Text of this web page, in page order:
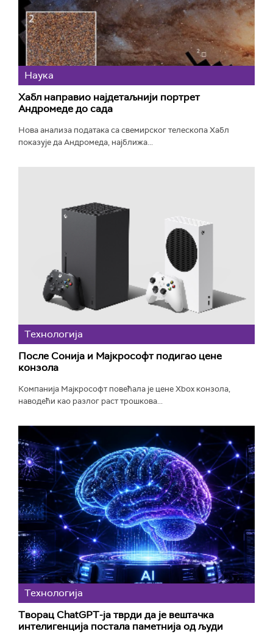
Наука
Хабл направио најдетаљнији портрет
Андромеде до сада
Нова анализа података са свемирског телескопа Хабл
показује да Андромеда, најближа...
Технологијa
После Сонија и Мајкрософт подигао цене
конзола
Компанија Мајкрософт повећала је цене Xbox конзола,
наводећи као разлог раст трошкова...
Технологијa
Творац ChatGPT-ја тврди да је вештачка
интелигенција постала паметнија од људи